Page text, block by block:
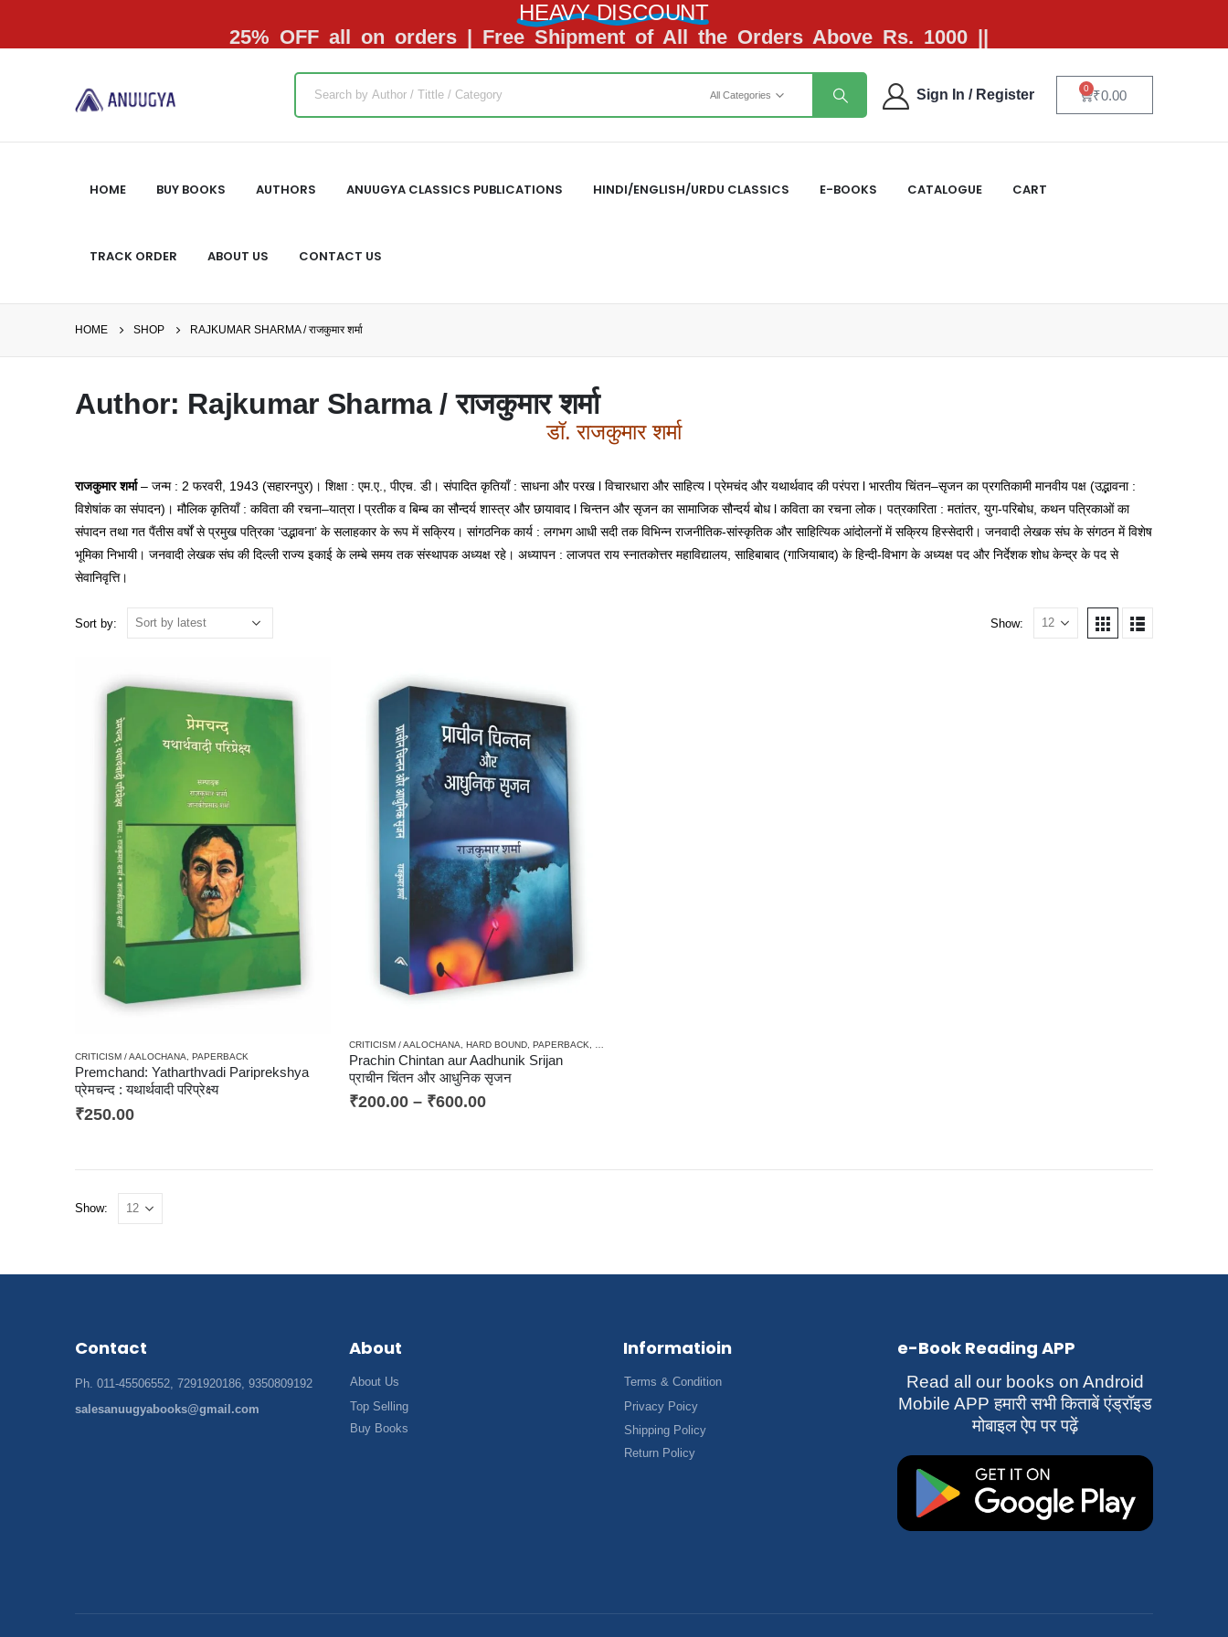
HEAVY DISCOUNT
25% OFF all on orders | Free Shipment of All the Orders Above Rs. 1000 ||
All Categories Sign In / Register ₹0.00
0
HOME BUY BOOKS AUTHORS ANUUGYA CLASSICS PUBLICATIONS HINDI/ENGLISH/URDU CLASSICS E-BOOKS CATALOGUE CART
TRACK ORDER ABOUT US CONTACT US
HOME SHOP RAJKUMAR SHARMA / राजकुमार शर्मा
Author: Rajkumar Sharma / राजकुमार शर्मा
डॉ. राजकुमार शर्मा
राजकुमार शर्मा– जन्म : 2 फरवरी, 1943 (सहारनपुर)। शिक्षा : एम.ए., पीएच. डी। संपादित कृतियाँ : साधना और परख l विचारधारा और साहित्य l प्रेमचंद और यथार्थवाद की परंपरा l भारतीय चिंतन–सृजन का प्रगतिकामी मानवीय पक्ष (उद्भावना :
विशेषांक का संपादन)। मौलिक कृतियाँ : कविता की रचना–यात्रा l प्रतीक व बिम्ब का सौन्दर्य शास्त्र और छायावाद l चिन्तन और सृजन का सामाजिक सौन्दर्य बोध l कविता का रचना लोक। पत्रकारिता : मतांतर, युग-परिबोध, कथन पत्रिकाओं का
संपादन तथा गत पैंतीस वर्षों से प्रमुख पत्रिका ‘उद्भावना’ के सलाहकार के रूप में सक्रिय। सांगठनिक कार्य : लगभग आधी सदी तक विभिन्न राजनीतिक-सांस्कृतिक और साहित्यिक आंदोलनों में सक्रिय हिस्सेदारी। जनवादी लेखक संघ के संगठन में विशेष
भूमिका निभायी। जनवादी लेखक संघ की दिल्ली राज्य इकाई के लम्बे समय तक संस्थापक अध्यक्ष रहे। अध्यापन : लाजपत राय स्नातकोत्तर महाविद्यालय, साहिबाबाद (गाजियाबाद) के हिन्दी-विभाग के अध्यक्ष पद और निर्देशक शोध केन्द्र के पद से
सेवानिवृत्ति।
Sort by: Show:
CRITICISM / AALOCHANA, PAPERBACK
Premchand: Yatharthvadi Pariprekshya
प्रेमचन्द : यथार्थवादी परिप्रेक्ष्य
₹250.00
CRITICISM / AALOCHANA HARD BOUND PAPERBACK
Prachin Chintan aur Aadhunik Srijan
प्राचीन चिंतन और आधुनिक सृजन
₹200.00 – ₹600.00
Show:
Contact
Ph. 011-45506552, 7291920186, 9350809192
salesanuugyabooks@gmail.com
About
About Us
Top Selling
Buy Books
Informatioin
Terms & Condition
Privacy Poicy
Shipping Policy
Return Policy
e-Book Reading APP
Read all our books on Android
Mobile APP हमारी सभी किताबें एंड्रॉइड
मोबाइल ऐप पर पढ़ें